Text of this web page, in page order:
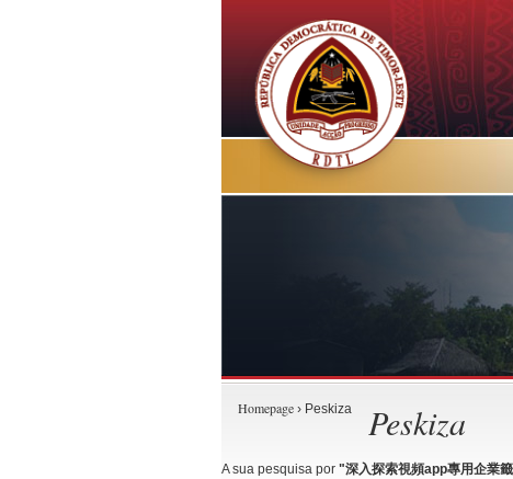
Homepage › Peskiza Peskiza
A sua pesquisa por "深入探索視頻app專用企業